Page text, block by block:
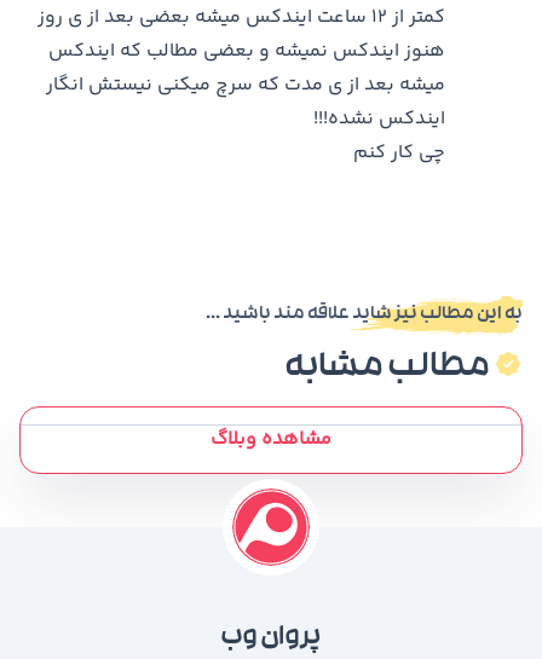
کمتر از 12 ساعت ایندکس میشه بعضی بعد از ی روز
هنوز ایندکس نمیشه و بعضی مطالب که ایندکس
میشه بعد از ی مدت که سرچ میکنی نیستش انگار
ایندکس نشده!!!
چی کار کنم
به این مطالب نیز شاید علاقه مند باشید ...
مطالب مشابه
مشاهده وبلاگ
پروان وب